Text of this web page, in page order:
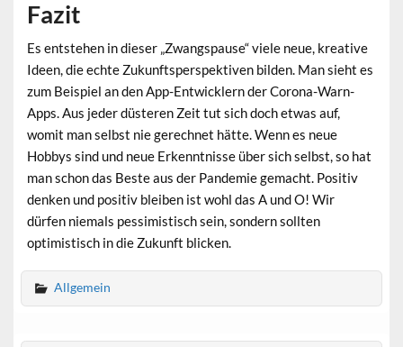
Fazit
Es entstehen in dieser „Zwangspause“ viele neue, kreative
Ideen, die echte Zukunftsperspektiven bilden. Man sieht es
zum Beispiel an den App-Entwicklern der Corona-Warn-
Apps. Aus jeder düsteren Zeit tut sich doch etwas auf,
womit man selbst nie gerechnet hätte. Wenn es neue
Hobbys sind und neue Erkenntnisse über sich selbst, so hat
man schon das Beste aus der Pandemie gemacht. Positiv
denken und positiv bleiben ist wohl das A und O! Wir
dürfen niemals pessimistisch sein, sondern sollten
optimistisch in die Zukunft blicken.
Allgemein